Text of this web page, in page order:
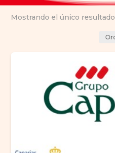
Mostrando el único resultado